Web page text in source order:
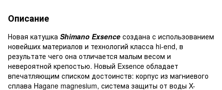
Описание
Новая катушка Shimano Exsence создана с использованием
новейших материалов и технологий класса hi-end, в
результате чего она отличается малым весом и
невероятной крепостью. Новый Exsence обладает
впечатляющим списком достоинств: корпус из магниевого
сплава Hagane magnesium, система защиты от воды X-